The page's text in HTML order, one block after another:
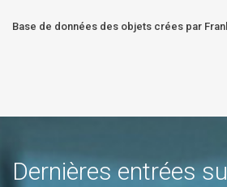
Base de données des objets crées par
Dernières entrées